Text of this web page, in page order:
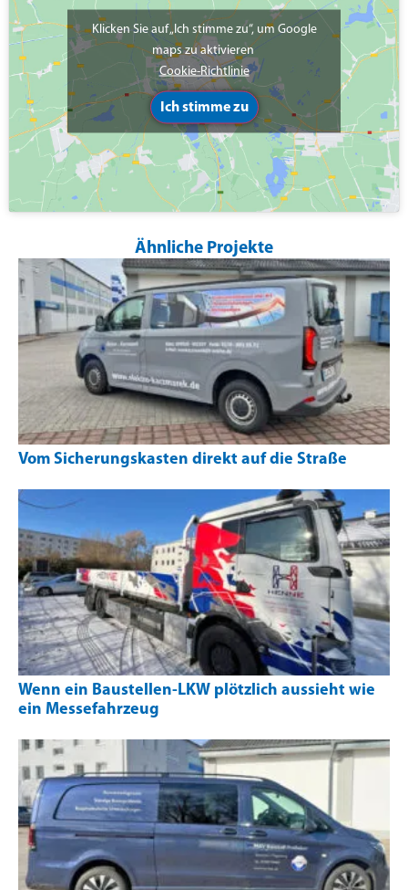
Klicken Sie auf „Ich stimme zu“, um Google
maps zu aktivieren
Cookie-Richtlinie
Ich stimme zu
Ähnliche Projekte
Vom Sicherungskasten direkt auf die Straße
Wenn ein Baustellen-LKW plötzlich aussieht wie
ein Messefahrzeug